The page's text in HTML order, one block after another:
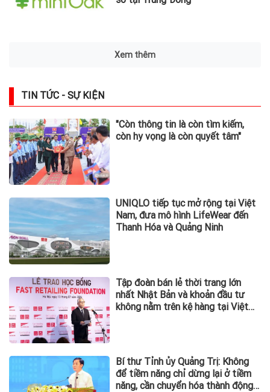
Xem thêm
TIN TỨC - SỰ KIỆN
"Còn thông tin là còn tìm kiếm,
còn hy vọng là còn quyết tâm"
UNIQLO tiếp tục mở rộng tại Việt
Nam, đưa mô hình LifeWear đến
Thanh Hóa và Quảng Ninh
Tập đoàn bán lẻ thời trang lớn
nhất Nhật Bản và khoản đầu tư
không nằm trên kệ hàng tại Việt
Bí thư Tỉnh ủy Quảng Trị: Không
để tiềm năng chỉ dừng lại ở tiềm
năng, cần chuyển hóa thành động